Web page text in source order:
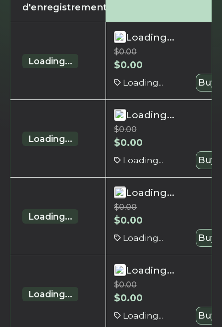
d'enregistrement
Loading...
Loading...
$0.00
$0.00
Loading... Buy
Loading...
Loading...
$0.00
$0.00
Loading... Buy
Loading...
Loading...
$0.00
$0.00
Loading... Buy
Loading...
Loading...
$0.00
$0.00
Loading... Buy